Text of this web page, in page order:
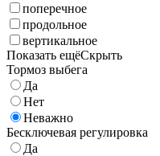
поперечное
продольное
вертикальное
Показать ещёСкрыть
Тормоз выбега
Да
Нет
Неважно
Бесключевая регулировка
Да